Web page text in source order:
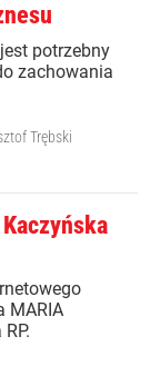
potrzebny
zachowania
Trębski
MARIA